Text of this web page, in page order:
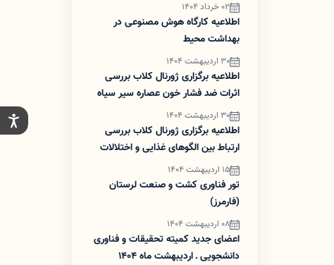
02 خرداد 1404
اطلاعیه کارگاه هوش مصنوعی در
بهداشت محیط
30 اردیبهشت 1404
اطلاعیه برگزاری ژورنال کلاب بررسی
اثرات ضد فشار خون عصاره سیر سیاه
کهنه در بیماران مبتلا به فشارخون
گرید۱ تحت درمان دارویی
30 اردیبهشت 1404
اطلاعیه برگزاری ژورنال کلاب بررسی
ارتباط بین الگوهای غذایی و اختلالات
پیش از قاعدگی
15 اردیبهشت 1404
تور فناوری کشت و صنعت لرستان
(فارمرز)
08 اردیبهشت 1404
اعضای جدید کمیته تحقیقات و فناوری
دانشجویی ـ اردیبهشت ماه 1404